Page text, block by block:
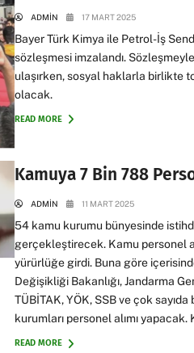
ADMIN 17 MART 2025
Bayer Türk Kimya ile Petrol-İş
sözleşmesi imzalandı.
ulaşırken, sosyal haklarla birlikte
olacak.
READ MORE
Kamuya 7 Bin 788
ADMIN 11 MART 2025
54 kamu kurumu bünyesinde
gerçekleştirecek. Kamu personel
yürürlüğe girdi. Buna göre
Değişikliği Bakanlığı, Jandarma
TÜBİTAK, YÖK, SSB ve çok
kurumları personel alımı yapacak.
READ MORE